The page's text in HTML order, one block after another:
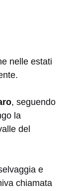
nelle estati
, seguendo
la
del
e
chiamata